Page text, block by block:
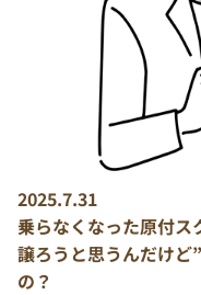
2025.7.31
乗らなくなった原付ス
譲ろうと思うんだけど
の？